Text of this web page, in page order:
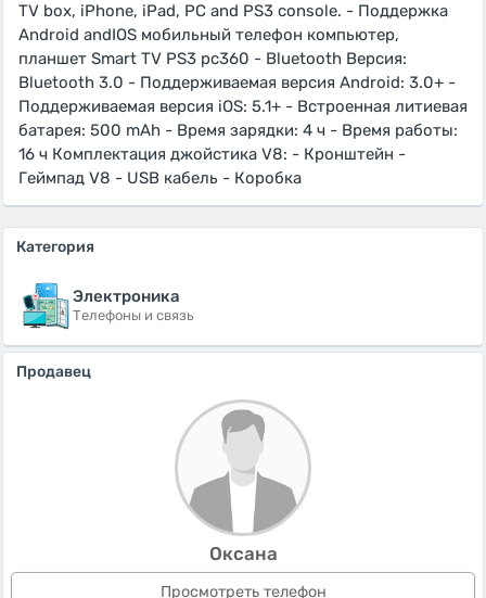
TV box, iPhone, iPad, PC and PS3 console. - Поддержка
Android andIOS мобильный телефон компьютер,
планшет Smart TV PS3 pc360 - Bluetooth Версия:
Bluetooth 3.0 - Поддерживаемая версия Android: 3.0+ -
Поддерживаемая версия iOS: 5.1+ - Встроенная литиевая
батарея: 500 mAh - Время зарядки: 4 ч - Время работы:
16 ч Комплектация джойстика V8: - Кронштейн -
Геймпад V8 - USB кабель - Коробка
Категория
Электроника
Телефоны и связь
Продавец
Оксана
Просмотреть телефон